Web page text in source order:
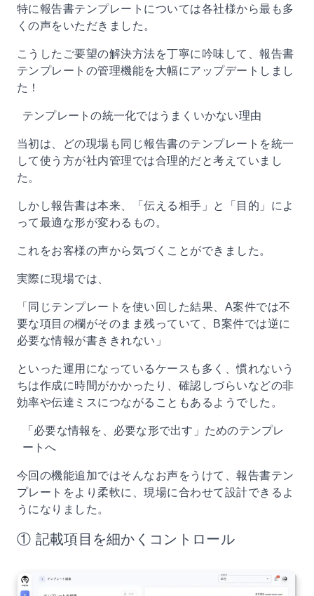
特に報告書テンプレートについては各社様から最も多
くの声をいただきました。
こうしたご要望の解決方法を丁寧に吟味して、報告書
テンプレートの管理機能を大幅にアップデートしまし
た！
テンプレートの統一化ではうまくいかない理由
当初は、どの現場も同じ報告書のテンプレートを統一
して使う方が社内管理では合理的だと考えていまし
た。
しかし報告書は本来、「伝える相手」と「目的」によ
って最適な形が変わるもの。
これをお客様の声から気づくことができました。
実際に現場では、
「同じテンプレートを使い回した結果、A案件では不
要な項目の欄がそのまま残っていて、B案件では逆に
必要な情報が書ききれない」
といった運用になっているケースも多く、慣れないう
ちは作成に時間がかかったり、確認しづらいなどの非
効率や伝達ミスにつながることもあるようでした。
「必要な情報を、必要な形で出す」ためのテンプレ
ートへ
今回の機能追加ではそんなお声をうけて、報告書テン
プレートをより柔軟に、現場に合わせて設計できるよ
うになりました。
① 記載項目を細かくコントロール